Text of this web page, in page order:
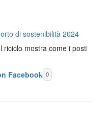
di sostenibilità 2024
riciclo mostra come i posti
0